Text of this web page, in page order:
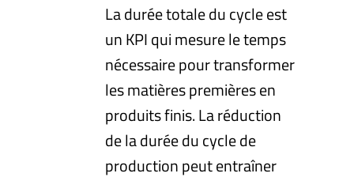
La durée totale du cycle est
un KPI qui mesure le temps
nécessaire pour transformer
les matières premières en
produits finis. La réduction
de la durée du cycle de
production peut entraîner